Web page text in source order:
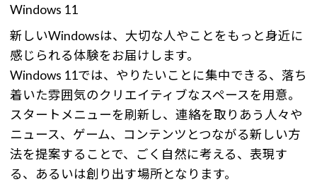
Windows 11
新しいWindowsは、大切な人やことをもっと身近に
感じられる体験をお届けします。
Windows 11では、やりたいことに集中できる、落ち
着いた雰囲気のクリエイティブなスペースを用意。
スタートメニューを刷新し、連絡を取りあう人々や
ニュース、ゲーム、コンテンツとつながる新しい方
法を提案することで、ごく自然に考える、表現す
る、あるいは創り出す場所となります。